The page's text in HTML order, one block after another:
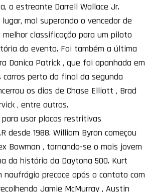
o estreante Darrell Wallace Jr.
mal superando o vencedor de
melhor classificação para um piloto
do evento. Foi também a última
Danica Patrick , que foi apanhada em
perto do final da segunda
os dias de Chase Elliott , Brad
, entre outros.
usar placas restritivas
desde 1988. William Byron começou
Bowman , tornando-se o mais jovem
da história da Daytona 500. Kurt
naufrágio precoce após o contato com
Jamie McMurray , Austin